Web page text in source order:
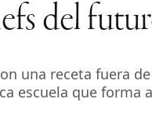
del
una receta fuera
escuela que forma